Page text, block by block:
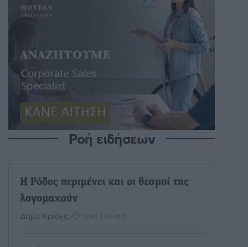
Ροή ειδήσεων
Η Ρόδος περιμένει και οι θεσμοί της
λογομαχούν
Δημο-Κρίσεις πριν 1 λεπτό